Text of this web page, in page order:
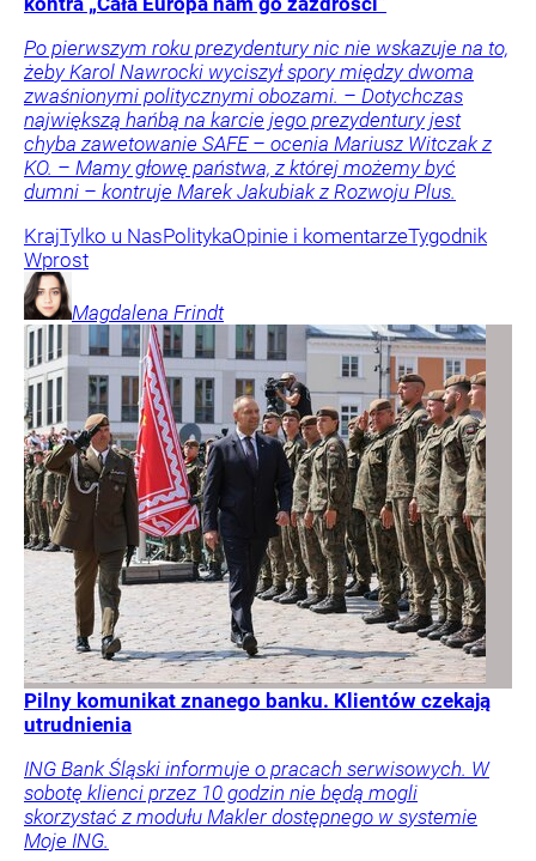
Po pierwszym roku prezydentury nic nie wskazuje na to,
żeby Karol Nawrocki wyciszył spory między dwoma
zwaśnionymi politycznymi obozami. – Dotychczas
największą hańbą na karcie jego prezydentury jest
chyba zawetowanie SAFE – ocenia Mariusz Witczak z
KO. – Mamy głowę państwa, z której możemy być
dumni – kontruje Marek Jakubiak z Rozwoju Plus.
KrajTylko u NasPolitykaOpinie i komentarzeTygodnik
Wprost
Magdalena Frindt
Pilny komunikat znanego banku. Klientów czekają
utrudnienia
ING Bank Śląski informuje o pracach serwisowych. W
sobotę klienci przez 10 godzin nie będą mogli
skorzystać z modułu Makler dostępnego w systemie
Moje ING.